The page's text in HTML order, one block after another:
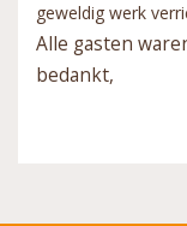
geweldig werk
Alle gasten
bedankt,